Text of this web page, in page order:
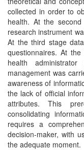
collected in order to
health. At the
research instrument
At the third stage
questionnaires. At
health
management was
awareness of
the lack of official
attributes. This
consolidating
requires a
decision-maker, with
the adequate moment.